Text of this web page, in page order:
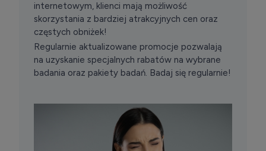
internetowym, klienci mają możliwość
skorzystania z bardziej atrakcyjnych cen oraz
częstych obniżek!
Regularnie aktualizowane promocje pozwalają
na uzyskanie specjalnych rabatów na wybrane
badania oraz pakiety badań. Badaj się regularnie!